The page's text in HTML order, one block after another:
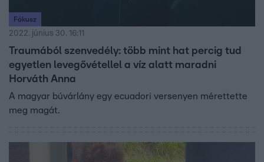
Fókusz
2022. június 30. 16:11
Traumából szenvedély: több mint hat percig tud
egyetlen levegővétellel a víz alatt maradni
Horváth Anna
A magyar búvárlány egy ecuadori versenyen mérettette
meg magát.